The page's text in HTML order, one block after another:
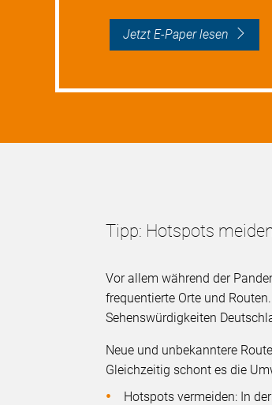
Jetzt E-Paper lesen
Tipp: Hotspots
Vor allem während der
frequentierte Orte und
Sehenswürdigkeiten
Neue und unbekanntere
Gleichzeitig schont es die
Hotspots vermeiden: In